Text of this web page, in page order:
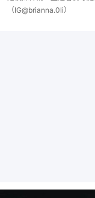
（IG@brianna.0li）